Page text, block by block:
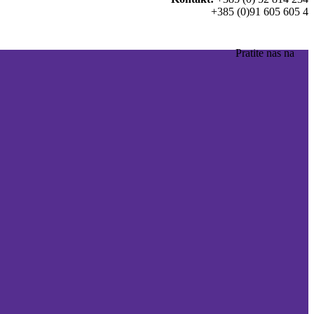
+385 (0)91 605 605 4
Pratite nas na